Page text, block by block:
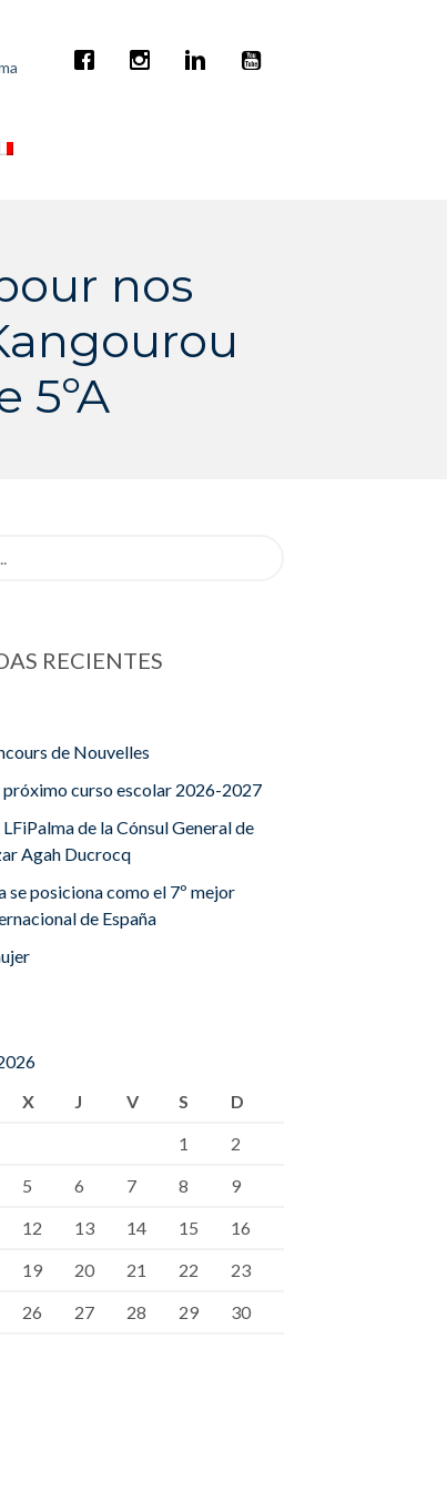
nos
5ºA
RECIENTES
de Nouvelles
próximo curso escolar 2026-2027
de la Cónsul General de
Agah Ducrocq
se posiciona como el 7º mejor
de España
X J V S
D
1
2
5 6 7 8
9
12 13 14 15
16
19 20 21 22
23
26 27 28 29
30